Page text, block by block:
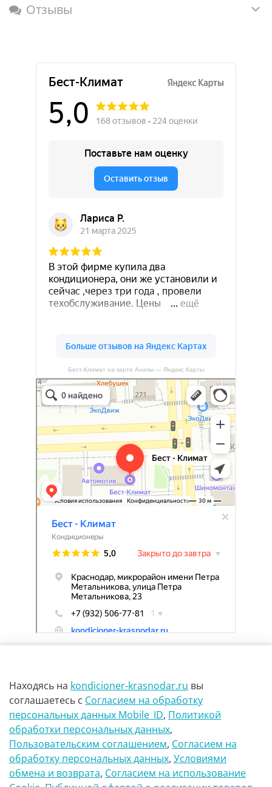
Отзывы
Бест-Климат на карте Анапы — Яндекс Карты
Бест-климат
Кондиционеры в Краснодаре
г Краснодар Ул Петра метальникова 23
8(900)29-888-66
Находясь на kondicioner-krasnodar.ru вы
соглашаетесь с Согласием на обработку
персональных данных Mobile_ID, Политикой
обработки персональных данных,
Пользовательским соглашением, Согласием на
обработку персональных данных, Условиями
обмена и возврата, Согласием на использование